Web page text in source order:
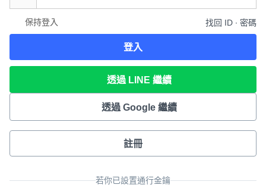
保持登入 找回 ID ∙ 密碼
登入
透過 LINE 繼續
透過 Google 繼續
註冊
若你已設置通行金鑰